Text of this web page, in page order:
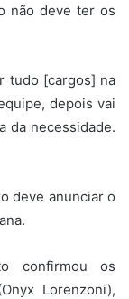
não deve ter os
tudo [cargos] na
depois vai
da necessidade.
deve anunciar o
confirmou os
Lorenzoni),